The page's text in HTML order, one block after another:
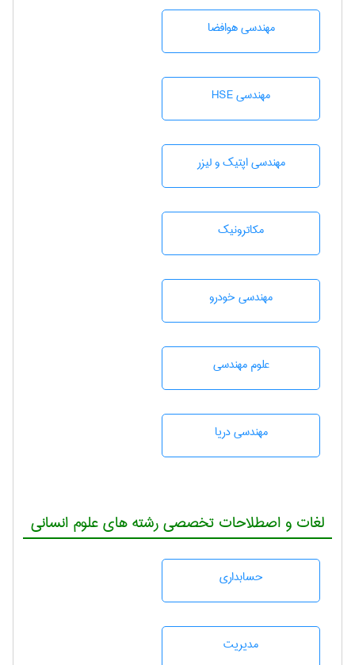
مهندسی هوافضا
مهندسی HSE
مهندسی اپتیک و لیزر
مکاترونیک
مهندسی خودرو
علوم مهندسی
مهندسی دریا
لغات و اصطلاحات تخصصی رشته های علوم انسانی
حسابداری
مديريت